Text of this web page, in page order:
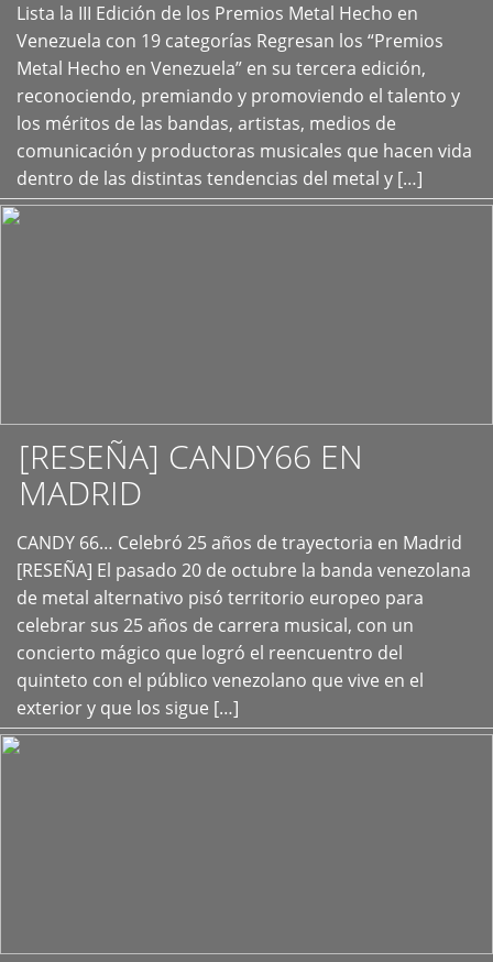
Lista la III Edición de los Premios Metal Hecho en
Venezuela con 19 categorías Regresan los “Premios
Metal Hecho en Venezuela” en su tercera edición,
reconociendo, premiando y promoviendo el talento y
los méritos de las bandas, artistas, medios de
comunicación y productoras musicales que hacen vida
dentro de las distintas tendencias del metal y […]
+
[RESEÑA] CANDY66 EN
MADRID
CANDY 66… Celebró 25 años de trayectoria en Madrid
[RESEÑA] El pasado 20 de octubre la banda venezolana
de metal alternativo pisó territorio europeo para
celebrar sus 25 años de carrera musical, con un
concierto mágico que logró el reencuentro del
quinteto con el público venezolano que vive en el
exterior y que los sigue […]
+